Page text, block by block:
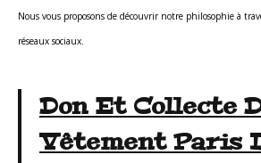
Nous vous proposons de découvrir notre philosophie à
réseaux sociaux.
Don Et Collecte
Vêtement Paris